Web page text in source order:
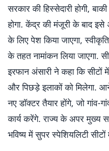
सरकार की हिस्सेदारी होगी,
होगा. केंद्र की मंजूरी के बाद
के लिए पेश किया जाएगा,
के तहत नामांकन लिया जाएगा.
इरफान अंसारी ने कहा कि सीटों
और पिछड़े इलाकों को मिलेगा.
नए डॉक्टर तैयार होंगे, जो गांव-
कार्य करेंगे. राज्य के अपर मुख्य
भविष्य में सुपर स्पेशियलिटी सीटों